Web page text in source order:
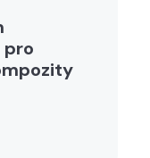
pro